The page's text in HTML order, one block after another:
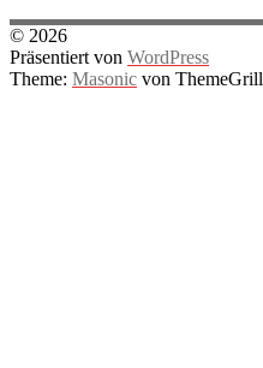
© 2026
Präsentiert von WordPress
Theme: Masonic von ThemeGrill